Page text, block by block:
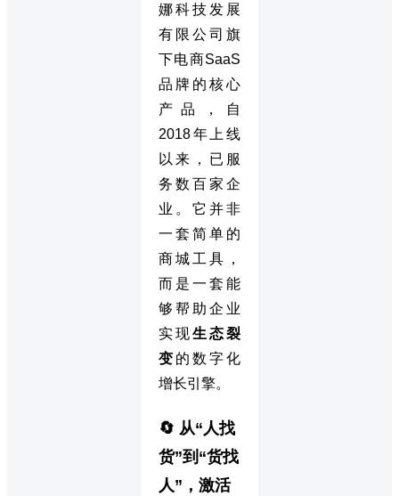
娜科技发展
有限公司旗
下电商SaaS
品牌的核心
产品，自
2018年上线
以来，已服
务数百家企
业。它并非
一套简单的
商城工具，
而是一套能
够帮助企业
实现生态裂
变 的数字化
增长引擎。
🔄 从“人找
货”到“货找
人”，激活